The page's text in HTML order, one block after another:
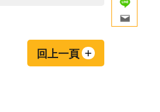
回上一頁